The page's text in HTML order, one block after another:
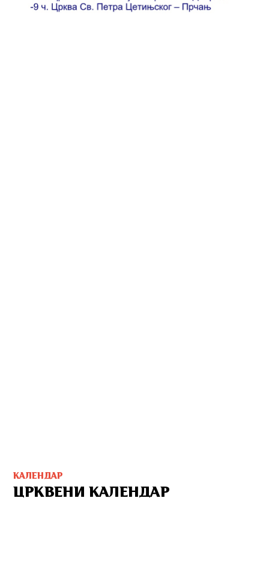
КАЛЕНДАР
ЦРКВЕНИ КАЛЕНДАР